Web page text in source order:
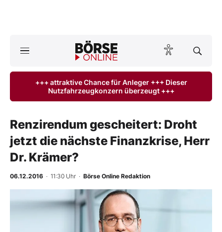
ktuelle Ausgabe BÖRSE ONLINE lesen
Anlageprodukte
Finanz-Check
BO-Musterdepots
+++ attraktive Chance für Anleger +++ Dieser
Nutzfahrzeugkonzern überzeugt +++
Renzirendum gescheitert: Droht
jetzt die nächste Finanzkrise, Herr
Dr. Krämer?
06.12.2016 · 11:30 Uhr · Börse Online Redaktion